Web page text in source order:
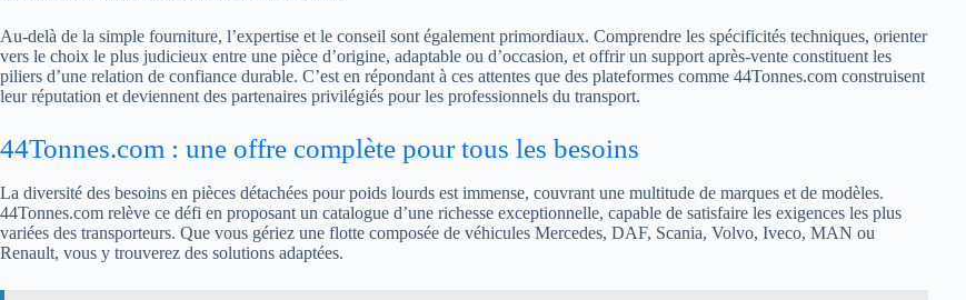
Au-delà de la simple fourniture, l’expertise et le conseil sont également primordiaux. Comprendre les spécificités techniques, orienter
vers le choix le plus judicieux entre une pièce d’origine, adaptable ou d’occasion, et offrir un support après-vente constituent les
piliers d’une relation de confiance durable. C’est en répondant à ces attentes que des plateformes comme 44Tonnes.com construisent
leur réputation et deviennent des partenaires privilégiés pour les professionnels du transport.
44Tonnes.com : une offre complète pour tous les besoins
La diversité des besoins en pièces détachées pour poids lourds est immense, couvrant une multitude de marques et de modèles.
44Tonnes.com relève ce défi en proposant un catalogue d’une richesse exceptionnelle, capable de satisfaire les exigences les plus
variées des transporteurs. Que vous gériez une flotte composée de véhicules Mercedes, DAF, Scania, Volvo, Iveco, MAN ou
Renault, vous y trouverez des solutions adaptées.